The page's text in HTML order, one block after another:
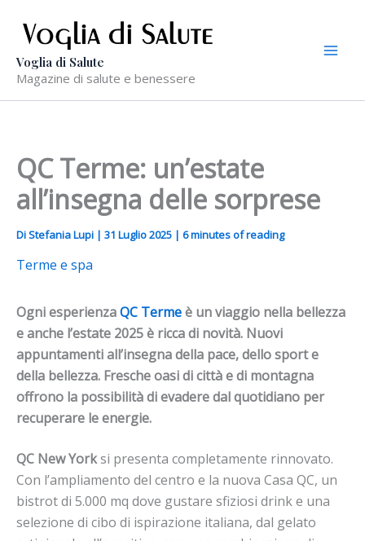
contenuto
Voglia di Salute
Magazine di salute e benessere
QC Terme: un’estate
all’insegna delle sorprese
DiStefania Lupi | 31 Luglio 2025 | 6 minutes of reading
Terme e spa
Ogni esperienzaQC Termeè un viaggio nella bellezza
e anche l’estate 2025 è ricca di novità. Nuovi
appuntamenti all’insegna della pace, dello sport e
della bellezza. Fresche oasi di città e di montagna
offrono la possibilità di evadere dal quotidiano per
recuperare le energie.
QC New Yorksi presenta completamente rinnovato.
Con l’ampliamento del centro e la nuova Casa QC, un
bistrot di 5.000 mq dove gustare sfiziosi drink e una
selezione di cibo di ispirazione italiana, dal gelato